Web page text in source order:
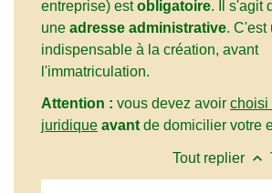
entreprise) estobligatoire. Il s'agit
une adresse administrative. C'est
indispensable à la création, avant
l'immatriculation.
Attention : vous devez avoir choisi
juridique avant de domicilier votre
Tout replier keyboard_arrow_up